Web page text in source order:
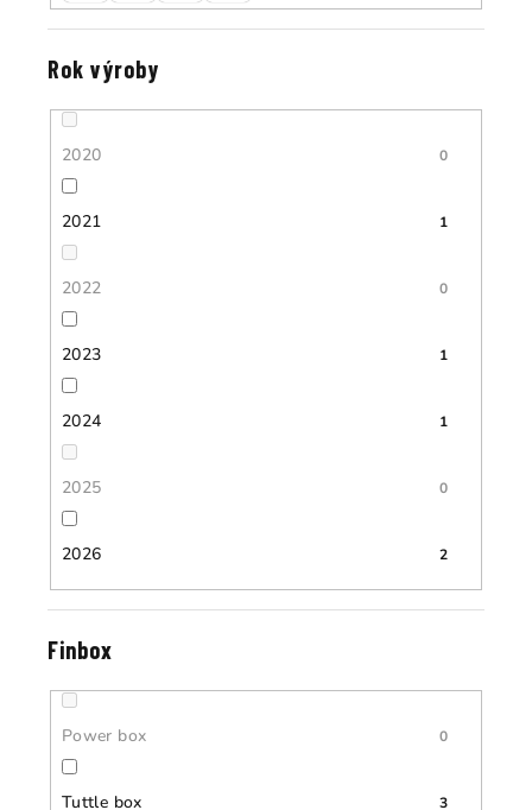
Rok výroby
2020 0
2021 1
2022 0
2023 1
2024 1
2025 0
2026 2
Finbox
Power box 0
Tuttle box 3